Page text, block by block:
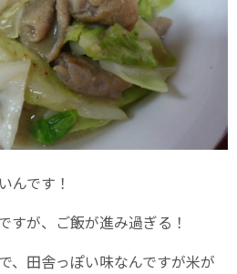
んです！
すが、ご飯が進み過ぎる！
、田舎っぽい味なんですが米が